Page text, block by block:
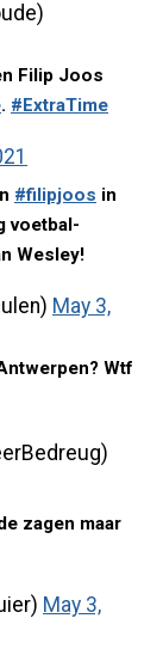
Filip Joos
. #ExtraTime
#filipjoos in
voetbal-
Wesley!
May 3,
Wtf
zagen maar
May 3,